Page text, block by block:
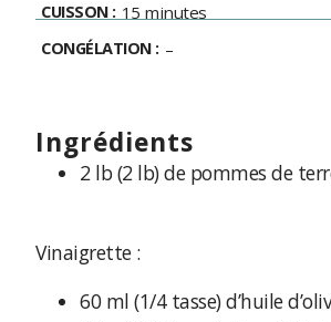
CUISSON : 15 minutes
CONGÉLATION : –
ingrédients
2 lb (2 lb) de pommes de
Vinaigrette :
60 ml (1/4 tasse) d’huile